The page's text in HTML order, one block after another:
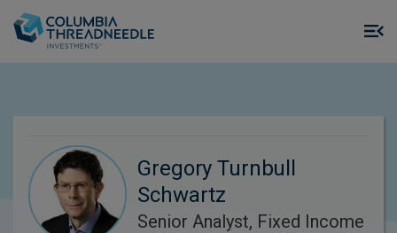
Gregory Turnbull
Schwartz
Senior Analyst, Fixed Income